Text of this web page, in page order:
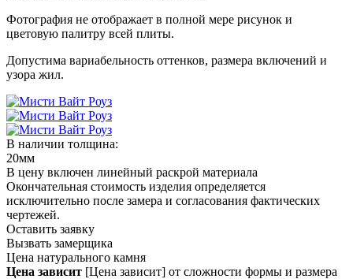
Фотография не отображает в полной мере рисунок и
цветовую палитру всей плиты.
Допустима вариабельность оттенков, размера включений и
узора жил.
В наличии толщина:
20мм
В цену включен линейный раскрой материала
Окончательная стоимость изделия определяется
исключительно после замера и согласования фактических
чертежей.
Оставить заявку
Вызвать замерщика
Цена натурального камня
Цена зависит [Цена зависит] от сложности формы и размера